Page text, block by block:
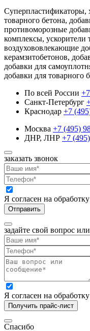
Суперпластификаторы,
товарного бетона,
противоморозные
комплексы, ускорители
воздухововлекающие
керамзитобетонов,
добавки для
добавки для товарного
По всей России
Санкт-Петербург
Краснодар +7
Москва +7 (495)
ДНР, ЛНР +7
заказать звонок
Я согласен на
Отправить
задайте свой вопрос
Я согласен на
Получить прайс-лист
Спасибо